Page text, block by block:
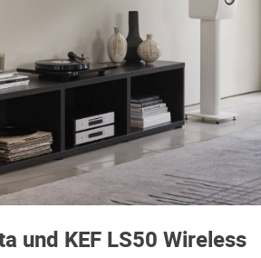
und KEF LS50 Wireless